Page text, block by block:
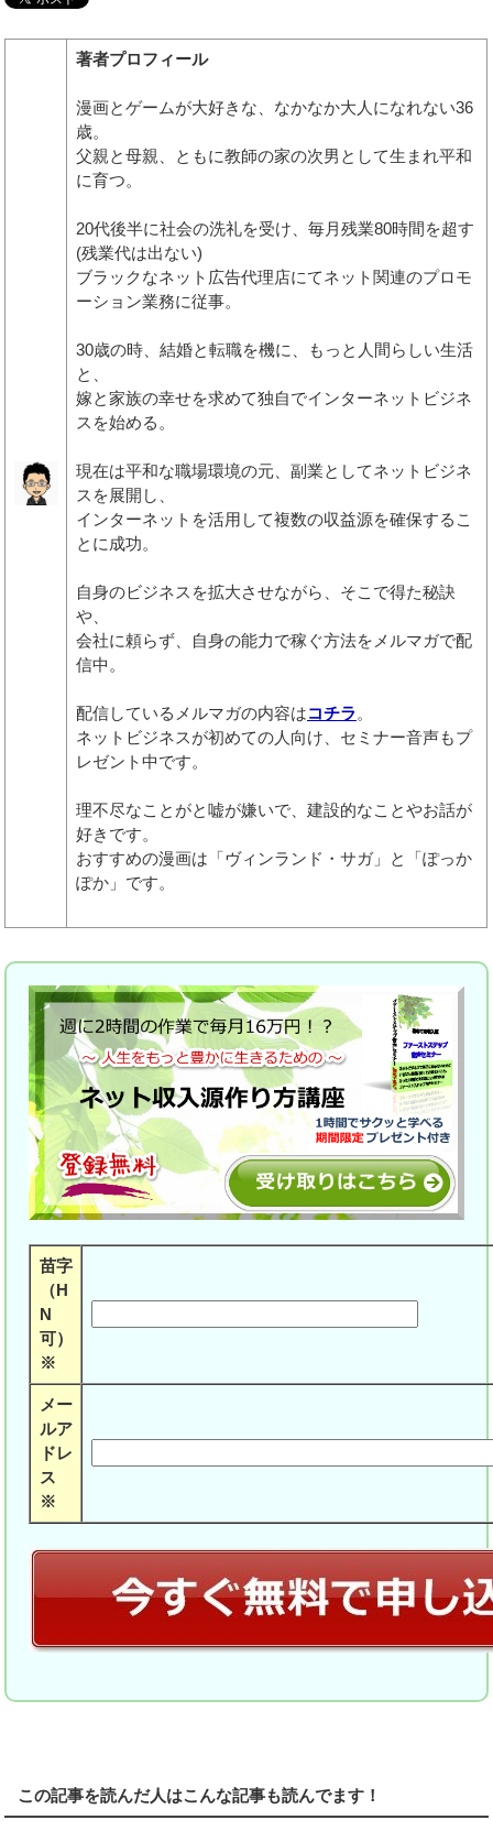
著者プロフィール
漫画とゲームが大好きな、なかなか大人になれない36
歳。
父親と母親、ともに教師の家の次男として生まれ平和
に育つ。
20代後半に社会の洗礼を受け、毎月残業80時間を超す
(残業代は出ない)
ブラックなネット広告代理店にてネット関連のプロモ
ーション業務に従事。
30歳の時、結婚と転職を機に、もっと人間らしい生活
と、
嫁と家族の幸せを求めて独自でインターネットビジネ
スを始める。
現在は平和な職場環境の元、副業としてネットビジネ
スを展開し、
インターネットを活用して複数の収益源を確保するこ
とに成功。
自身のビジネスを拡大させながら、そこで得た秘訣
や、
会社に頼らず、自身の能力で稼ぐ方法をメルマガで配
信中。
配信しているメルマガの内容はコチラ。
ネットビジネスが初めての人向け、セミナー音声もプ
レゼント中です。
理不尽なことがと嘘が嫌いで、建設的なことやお話が
好きです。
おすすめの漫画は「ヴィンランド・サガ」と「ぽっか
ぽか」です。
苗字
（H
N
可）
※
メー
ルア
ドレ
ス
※
この記事を読んだ人はこんな記事も読んでます！